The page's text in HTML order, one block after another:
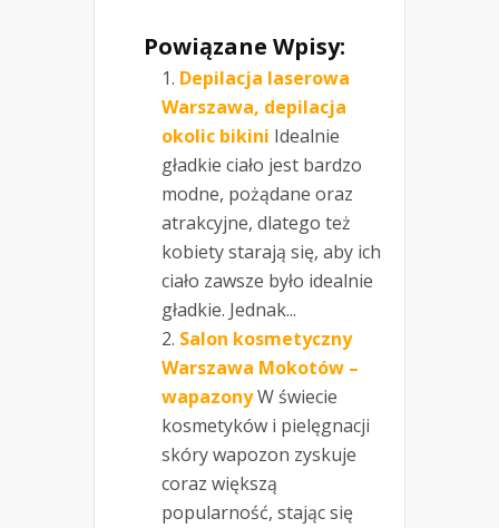
Powiązane Wpisy:
Depilacja laserowa
Warszawa, depilacja
okolic bikini Idealnie
gładkie ciało jest bardzo
modne, pożądane oraz
atrakcyjne, dlatego też
kobiety starają się, aby ich
ciało zawsze było idealnie
gładkie. Jednak...
Salon kosmetyczny
Warszawa Mokotów –
wapazonyW świecie
kosmetyków i pielęgnacji
skóry wapozon zyskuje
coraz większą
popularność, stając się